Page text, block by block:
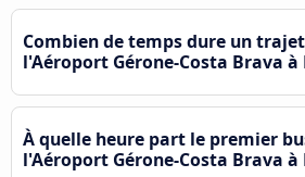
Combien de temps dure un
l'Aéroport Gérone-Costa Brava à
À quelle heure part le premier
l'Aéroport Gérone-Costa Brava à